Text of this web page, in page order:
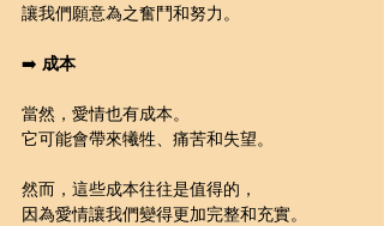
讓我們願意為之奮鬥和努力。
➡️ 成本
當然，愛情也有成本。
它可能會帶來犧牲、痛苦和失望。
然而，這些成本往往是值得的，
因為愛情讓我們變得更加完整和充實。